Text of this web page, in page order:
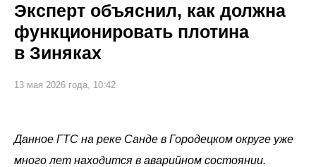
Эксперт объяснил, как должна
функционировать плотина
в Зиняках
13 мая 2026 года, 10:42
Данное ГТС на реке Санде в Городецком округе уже
много лет находится в аварийном состоянии.